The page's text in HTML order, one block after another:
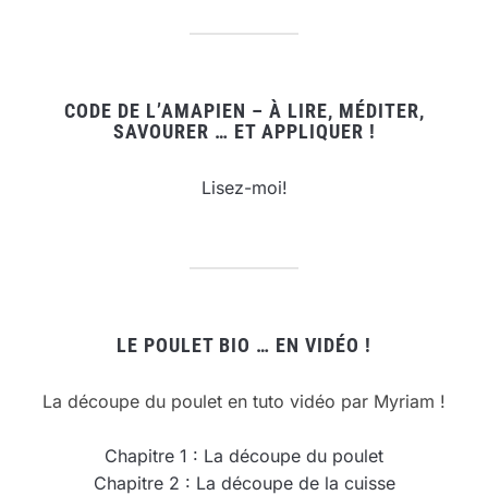
CODE DE L’AMAPIEN – À LIRE, MÉDITER,
SAVOURER … ET APPLIQUER !
Lisez-moi!
LE POULET BIO … EN VIDÉO !
La découpe du poulet en tuto vidéo par Myriam !
Chapitre 1 : La découpe du poulet
Chapitre 2 : La découpe de la cuisse